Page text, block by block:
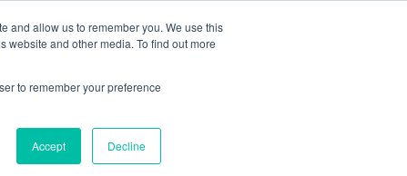
and allow us to remember you. We use this
and other media. To find out more
to remember your preference
Accept Decline
PRESUPUESTO GRATUITO